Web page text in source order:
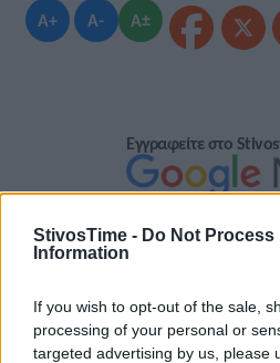
StivosTime - Do Not Process
Information
If you wish to opt-out of the sale,
processing of your personal or
targeted advertising by us, please
A+ A- A±
Εγγραφείτε στο